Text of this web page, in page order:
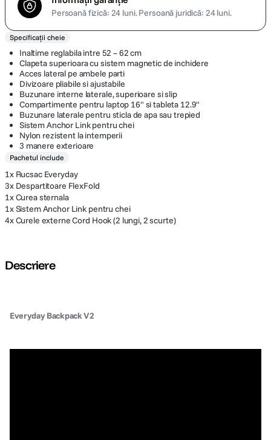
Persoană fizică: 24 luni.Persoană juridică: 24 luni.
Specificații cheie
Inaltime reglabila intre 52 – 62 cm
Clapeta superioara cu sistem magnetic de inchidere
Acces lateral pe ambele parti
Divizoare pliabile si ajustabile
Buzunare interne laterale, superioare si slip
Compartimente pentru laptop 16" si tableta 12.9"
Buzunare laterale pentru sticla de apa sau trepied
Sistem Anchor Link pentru chei
Nylon rezistent la intemperii
3 manere exterioare
Pachetul include
1x Rucsac Everyday
3x Despartitoare FlexFold
1x Curea sternala
1x Sistem Anchor Link pentru chei
4x Curele externe Cord Hook (2 lungi, 2 scurte)
Descriere
Everyday Backpack V2